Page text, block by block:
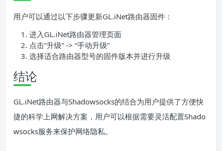
用户可以通过以下步骤更新GL.iNet路由器固件：
进入GL.iNet路由器管理页面
点击“升级” -> “手动升级”
选择适合路由器型号的固件版本并进行升级
结论
GL.iNet路由器与Shadowsocks的结合为用户提供了方便快
捷的科学上网解决方案，用户可以根据需要灵活配置Shado
wsocks服务来保护网络隐私。